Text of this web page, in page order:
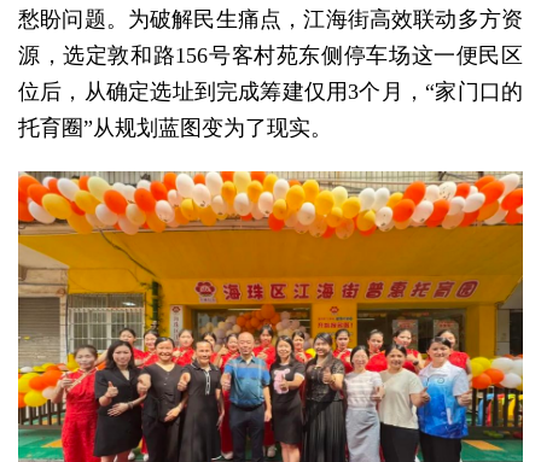
愁盼问题。为破解民生痛点，江海街高效联动多方资
源，选定敦和路156号客村苑东侧停车场这一便民区
位后，从确定选址到完成筹建仅用3个月，“家门口的
托育圈”从规划蓝图变为了现实。